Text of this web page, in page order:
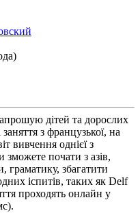
дітей та дорослих
з французької, на
вивчення однієї з
почати з азів,
граматику, збагатити
іспитів, таких як Delf
проходять онлайн у